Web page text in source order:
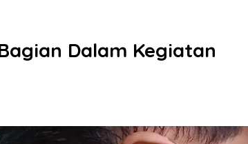
Dalam Kegiatan